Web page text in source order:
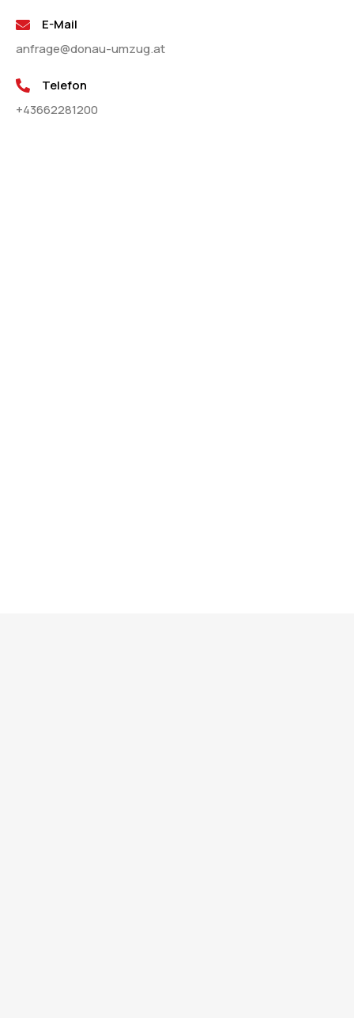
E-Mail
anfrage@donau-umzug.at
Telefon
+43662281200